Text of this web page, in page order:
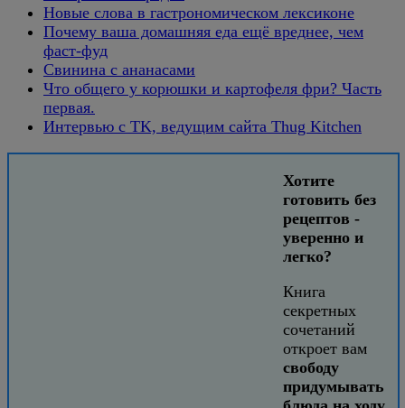
Новые слова в гастрономическом лексиконе
Почему ваша домашняя еда ещё вреднее, чем
фаст-фуд
Свинина с ананасами
Что общего у корюшки и картофеля фри? Часть
первая.
Интервью с TK, ведущим сайта Thug Kitchen
Хотите
готовить без
рецептов -
уверенно и
легко?
Книга
секретных
сочетаний
откроет вам
свободу
придумывать